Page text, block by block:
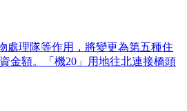
處理隊等作用，將變更為第五種住
金額。「機20」用地往北連接橋頭